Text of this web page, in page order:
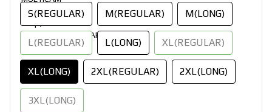
S(REGULAR) M(REGULAR) M(LONG)
L(REGULAR) L(LONG) XL(REGULAR)
XL(LONG) 2XL(REGULAR) 2XL(LONG)
3XL(LONG)